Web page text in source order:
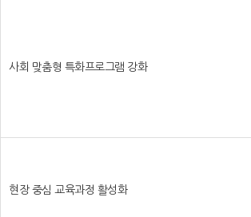
사회 맞춤형 특화프로그램 강화
현장 중심 교육과정 활성화